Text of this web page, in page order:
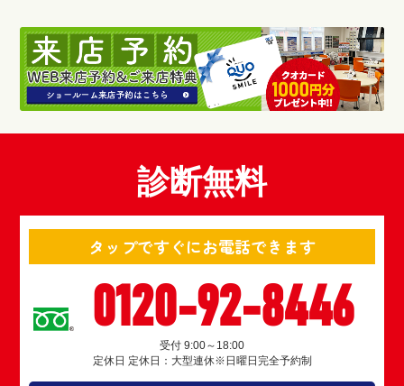
診断無料
タップですぐにお電話できます
0120-92-8446
受付 9:00～18:00
定休日 定休日：大型連休※日曜日完全予約制